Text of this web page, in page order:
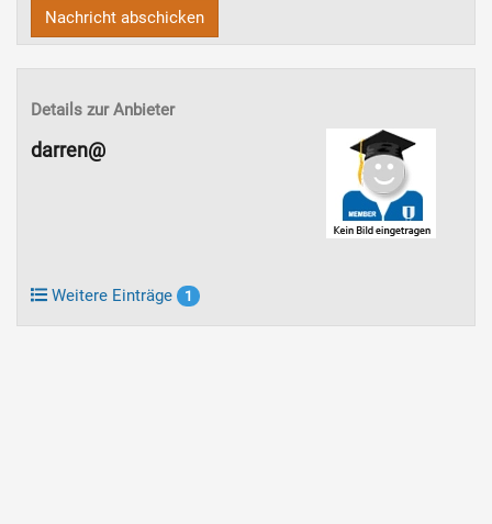
Nachricht abschicken
Details zur Anbieter
darren@
Weitere Einträge 1